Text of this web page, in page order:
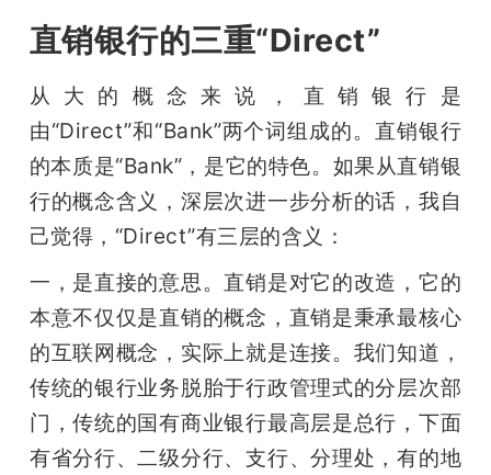
直销银行的三重“Direct”
从大的概念来说，直销银行是
由“Direct”和“Bank”两个词组成的。直销银行
的本质是“Bank”，是它的特色。如果从直销银
行的概念含义，深层次进一步分析的话，我自
己觉得，“Direct”有三层的含义：
一，是直接的意思。直销是对它的改造，它的
本意不仅仅是直销的概念，直销是秉承最核心
的互联网概念，实际上就是连接。我们知道，
传统的银行业务脱胎于行政管理式的分层次部
门，传统的国有商业银行最高层是总行，下面
有省分行、二级分行、支行、分理处，有的地